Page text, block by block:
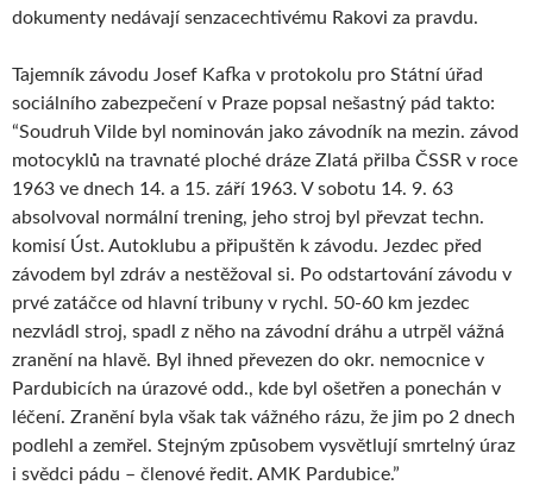
dokumenty nedávají senzacechtivému Rakovi za pravdu.
Tajemník závodu Josef Kafka v protokolu pro Státní úřad
sociálního zabezpečení v Praze popsal nešastný pád takto:
“Soudruh Vilde byl nominován jako závodník na mezin. závod
motocyklů na travnaté ploché dráze Zlatá přilba ČSSR v roce
1963 ve dnech 14. a 15. září 1963. V sobotu 14. 9. 63
absolvoval normální trening, jeho stroj byl převzat techn.
komisí Úst. Autoklubu a připuštěn k závodu. Jezdec před
závodem byl zdráv a nestěžoval si. Po odstartování závodu v
prvé zatáčce od hlavní tribuny v rychl. 50-60 km jezdec
nezvládl stroj, spadl z něho na závodní dráhu a utrpěl vážná
zranění na hlavě. Byl ihned převezen do okr. nemocnice v
Pardubicích na úrazové odd., kde byl ošetřen a ponechán v
léčení. Zranění byla však tak vážného rázu, že jim po 2 dnech
podlehl a zemřel. Stejným způsobem vysvětlují smrtelný úraz
i svědci pádu – členové ředit. AMK Pardubice.”